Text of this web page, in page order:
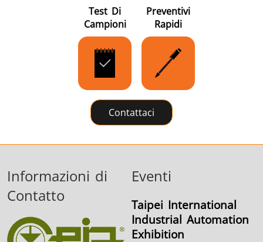
Test Di
Campioni
Preventivi
Rapidi
Contattaci
Informazioni di
Contatto
Eventi
Taipei International
Industrial Automation
Exhibition